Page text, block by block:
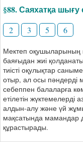
§88. Саяхатқа шығу
2 3 5 6
Мектеп оқушыларының
баяғыдан жиі
тиісті оқулықтар
отыр, ал осы пәндерді
себеппен балаларға
етілетін жүктемелерді
алдын-алу және үй
мақсатында мамандар
құрастырады.